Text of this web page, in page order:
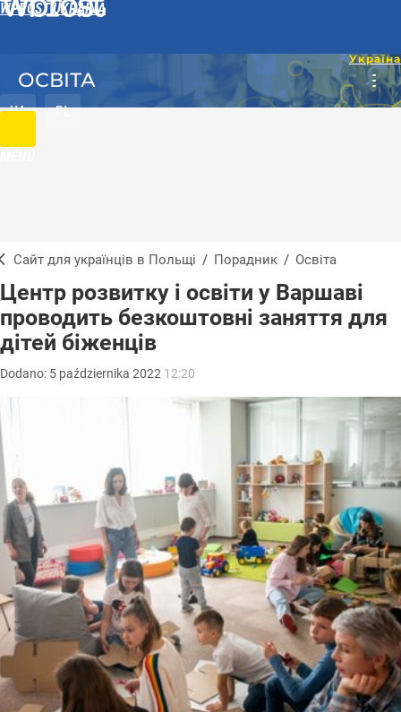
WPROST UKRAINA
UA PL
ОСВІТА
Сайт для українців в Польщі / Порадник / Освіта
Центр розвитку і освіти у Варшаві
проводить безкоштовні заняття для
дітей біженців
Dodano: 5 października 2022 12:20